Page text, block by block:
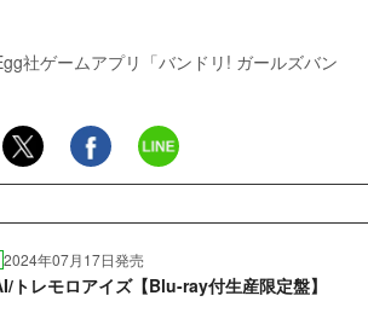
社ゲームアプリ「バンドリ! ガールズバン
2024年07月17日発売
トレモロアイズ【Blu-ray付生産限定盤】